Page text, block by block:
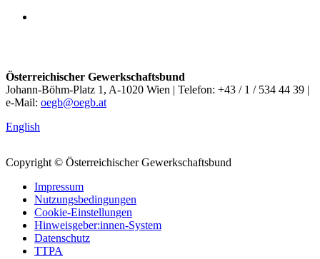
Österreichischer Gewerkschaftsbund
Johann-Böhm-Platz 1, A-1020 Wien | Telefon: +43 / 1 / 534 44 39 |
e-Mail: oegb@oegb.at
English
Copyright © Österreichischer Gewerkschaftsbund
Impressum
Nutzungsbedingungen
Cookie-Einstellungen
Hinweisgeber:innen-System
Datenschutz
TTPA